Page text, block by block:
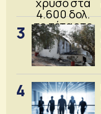
3
4